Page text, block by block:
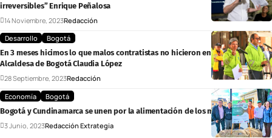
irreversibles” Enrique Peñalosa
14 Noviembre, 2023Redacción
Desarrollo
Bogotá
En 3 meses hicimos lo que malos contratistas no hicieron en 2 años:
Alcaldesa de Bogotá Claudia López
28 Septiembre, 2023Redacción
Economía
Bogotá
Bogotá y Cundinamarca se unen por la alimentación de los más vulnerables
3 Junio, 2023Redacción Extrategia